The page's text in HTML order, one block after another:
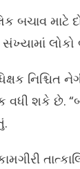
બચાવ
સંખ્યામાં
શકે છે.